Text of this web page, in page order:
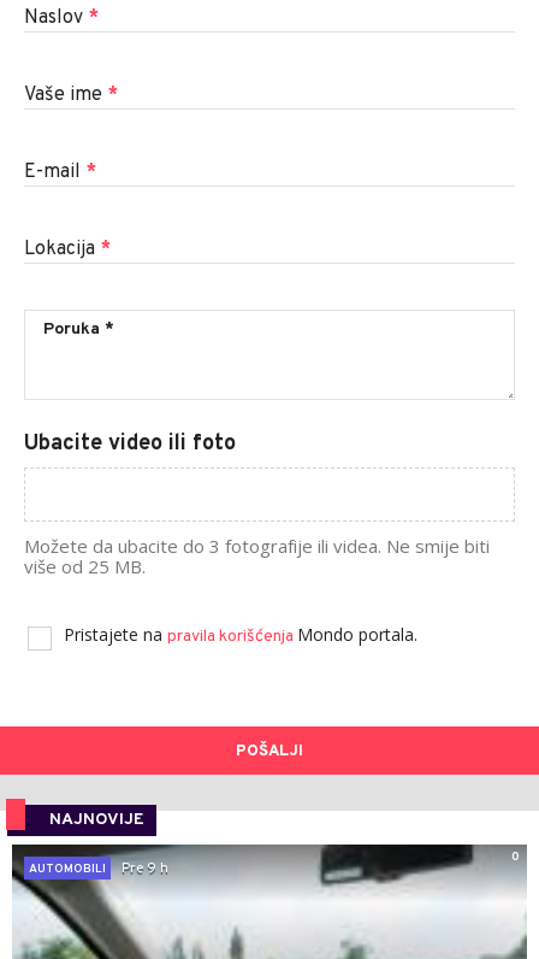
Naslov *
Vaše ime *
E-mail *
Lokacija *
Ubacite video ili foto
Možete da ubacite do 3 fotografije ili videa. Ne smije biti
više od 25 MB.
Pristajete na pravila korišćenja Mondo portala.
POŠALJI
NAJNOVIJE
0
AUTOMOBILI
Pre 9 h